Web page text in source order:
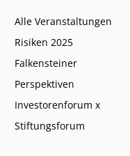
Alle Veranstaltungen
Risiken 2025
Falkensteiner
Perspektiven
Investorenforum x
Stiftungsforum